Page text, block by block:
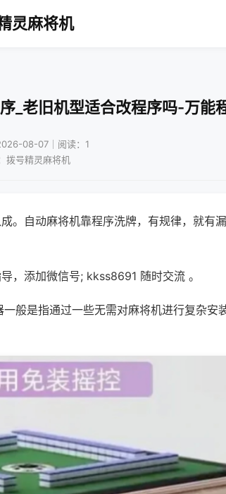
灵麻将机
_老旧机型适合改程序吗-万能
08-07｜阅读：1
拨号精灵麻将机
。自动麻将机靠程序洗牌，有规律，就有
，添加微信号; kkss8691 随时交流 。
般是指通过一些无需对麻将机进行复杂安